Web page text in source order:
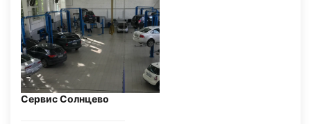
Сервис Солнцево